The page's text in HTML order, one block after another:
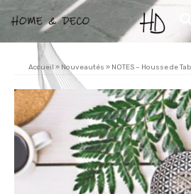
Accueil » Nouveautés » NOTES – Housse de